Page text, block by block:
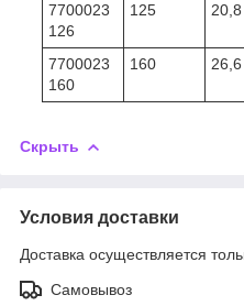
7700023
126
125 20,8
7700023
160
160 26,6
Скрыть
Условия доставки
Доставка осуществляется
Самовывоз